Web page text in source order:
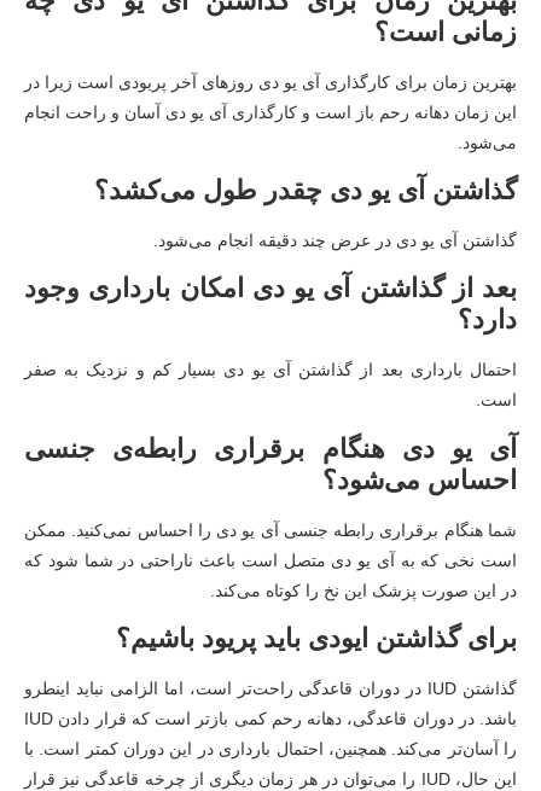
زمانی است؟
بهترین زمان برای کارگذاری آی یو دی روزهای آخر پریودی است زیرا در
این زمان دهانه رحم باز است و کارگذاری آی یو دی آسان و راحت انجام
می‌شود.
گذاشتن آی یو دی چقدر طول می‌کشد؟
گذاشتن آی یو دی در عرض چند دقیقه انجام می‌شود.
بعد از گذاشتن آی یو دی امکان بارداری وجود
دارد؟
احتمال بارداری بعد از گذاشتن آی یو دی بسیار کم و نزدیک به صفر
است.
آی یو دی هنگام برقراری رابطه‌ی جنسی
احساس می‌شود؟
شما هنگام برقراری رابطه جنسی آی یو دی را احساس نمی‌کنید. ممکن
است نخی که به آی یو دی متصل است باعث ناراحتی در شما شود که
در این صورت پزشک این نخ را کوتاه می‌کند.
برای گذاشتن ایودی باید پریود باشیم؟
گذاشتن IUD در دوران قاعدگی راحت‌تر است، اما الزامی نباید اینطرو
باشد. در دوران قاعدگی، دهانه رحم کمی بازتر است که قرار دادن IUD
را آسان‌تر می‌کند. همچنین، احتمال بارداری در این دوران کمتر است. با
این حال، IUD را می‌توان در هر زمان دیگری از چرخه قاعدگی نیز قرار